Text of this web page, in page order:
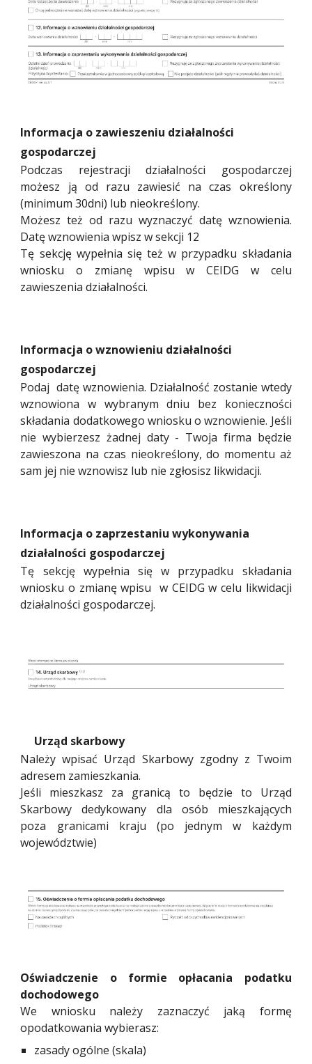
Informacja o zawieszeniu działalności
gospodarczej
Podczas rejestracji działalności gospodarczej
możesz ją od razu zawiesić na czas określony
(minimum 30dni) lub nieokreślony.
Możesz też od razu wyznaczyć datę wznowienia.
Datę wznowienia wpisz w sekcji 12
Tę sekcję wypełnia się też w przypadku składania
wniosku o zmianę wpisu w CEIDG w celu
zawieszenia działalności.
Informacja o wznowieniu działalności
gospodarczej
Podaj datę wznowienia. Działalność zostanie wtedy
wznowiona w wybranym dniu bez konieczności
składania dodatkowego wniosku o wznowienie. Jeśli
nie wybierzesz żadnej daty - Twoja firma będzie
zawieszona na czas nieokreślony, do momentu aż
sam jej nie wznowisz lub nie zgłosisz likwidacji.
Informacja o zaprzestaniu wykonywania
działalności gospodarczej
Tę sekcję wypełnia się w przypadku składania
wniosku o zmianę wpisu w CEIDG w celu likwidacji
działalności gospodarczej.
Urząd skarbowy
Należy wpisać Urząd Skarbowy zgodny z Twoim
adresem zamieszkania.
Jeśli mieszkasz za granicą to będzie to Urząd
Skarbowy dedykowany dla osób mieszkających
poza granicami kraju (po jednym w każdym
województwie)
Oświadczenie o formie opłacania podatku
dochodowego
We wniosku należy zaznaczyć jaką formę
opodatkowania wybierasz:
zasady ogólne (skala)